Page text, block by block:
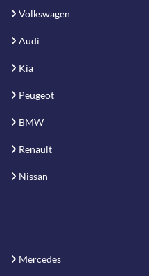
Volkswagen
Audi
Kia
Peugeot
BMW
Renault
Nissan
Mercedes